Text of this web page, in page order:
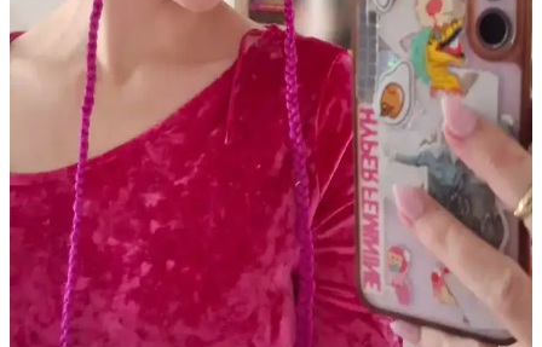
Polikistik Over Sendromu (PCOS) nedeniyle çene bölgesinde
oluşan kalın tüyler, batık kıllar ve cilt lekeleri için elektroloji, lazer
epilasyon ve uygun cilt bakımı yöntemleri detaylı şekilde ele
alınmaktadır.
Gothik Makyajda Siyah ve Koyu Kırmızı Dışında
Ruj Kullanımı: Killstar Coven Psychic Poem Örneği
Gothik makyajda klasik siyah ve koyu kırmızı rujların dışında
Killstar Coven'in Psychic Poem soğuk pembe tonu, göz makyajını
ön plana çıkaran alternatif bir stil sunuyor.
Soğuk Alt Tonlu Açık Tenliler İçin Günlük Dudak
Renkleri ve Uygun Ürün Önerileri